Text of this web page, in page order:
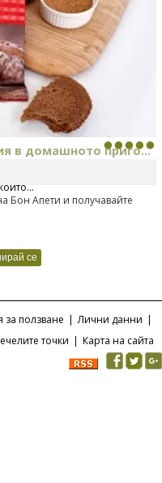
в домашното приго...
на изцяло нов
Бон Апети и получавайте
за ползване | Лични данни |
точки | Карта на сайта